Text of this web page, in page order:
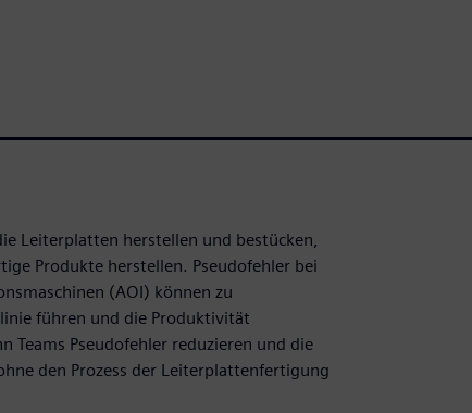
Leiterplatten herstellen und bestücken,
Produkte herstellen. Pseudofehler bei
(AOI) können zu
führen und die Produktivität
Teams Pseudofehler reduzieren und die
den Prozess der Leiterplattenfertigung